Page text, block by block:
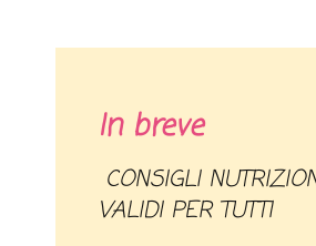
In breve
CONSIGLI NUTRIZIONALI
VALIDI PER TUTTI